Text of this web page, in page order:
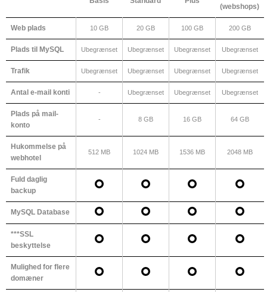
(webshops)
Web plads 10 GB 20 GB 100 GB 200 GB
Plads til MySQL Ubegrænset Ubegrænset Ubegrænset Ubegrænset
Trafik Ubegrænset Ubegrænset Ubegrænset Ubegrænset
Antal e-mail konti - Ubegrænset Ubegrænset Ubegrænset
Plads på mail-
konto
- 8 GB 16 GB 64 GB
Hukommelse på
webhotel
512 MB 1024 MB 1536 MB 2048 MB
Fuld daglig
backup
MySQL Database
***SSL
beskyttelse
Mulighed for flere
domæner